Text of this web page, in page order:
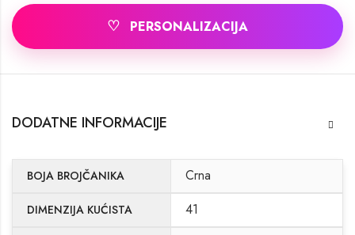
♡ PERSONALIZACIJA
DODATNE INFORMACIJE
BOJA BROJČANIKA Crna
DIMENZIJA KUĆISTA 41